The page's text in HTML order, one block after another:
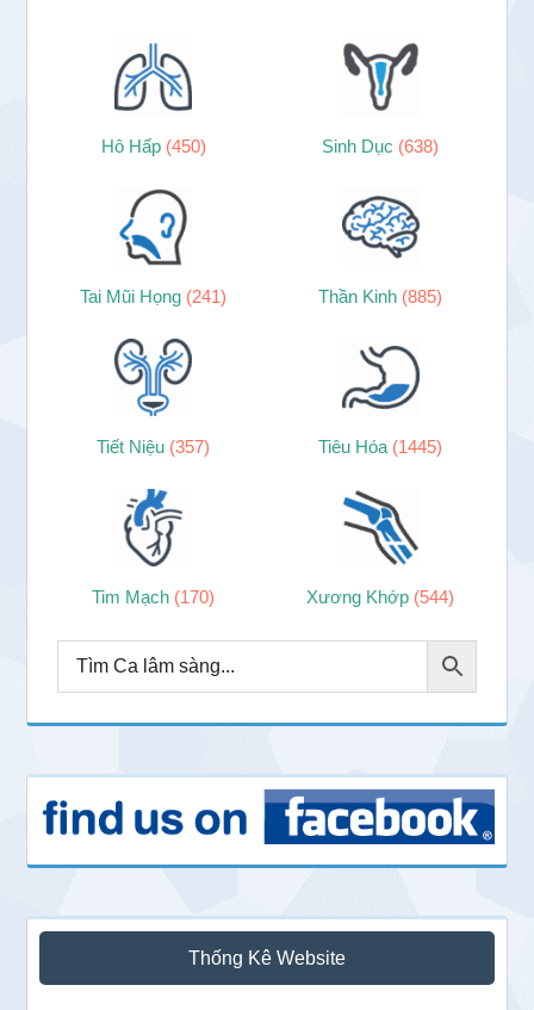
Hô Hấp (450) Sinh Dục (638)
Tai Mũi Họng (241) Thần Kinh (885)
Tiết Niệu (357) Tiêu Hóa (1445)
Tim Mạch (170) Xương Khớp (544)
Thống Kê Website